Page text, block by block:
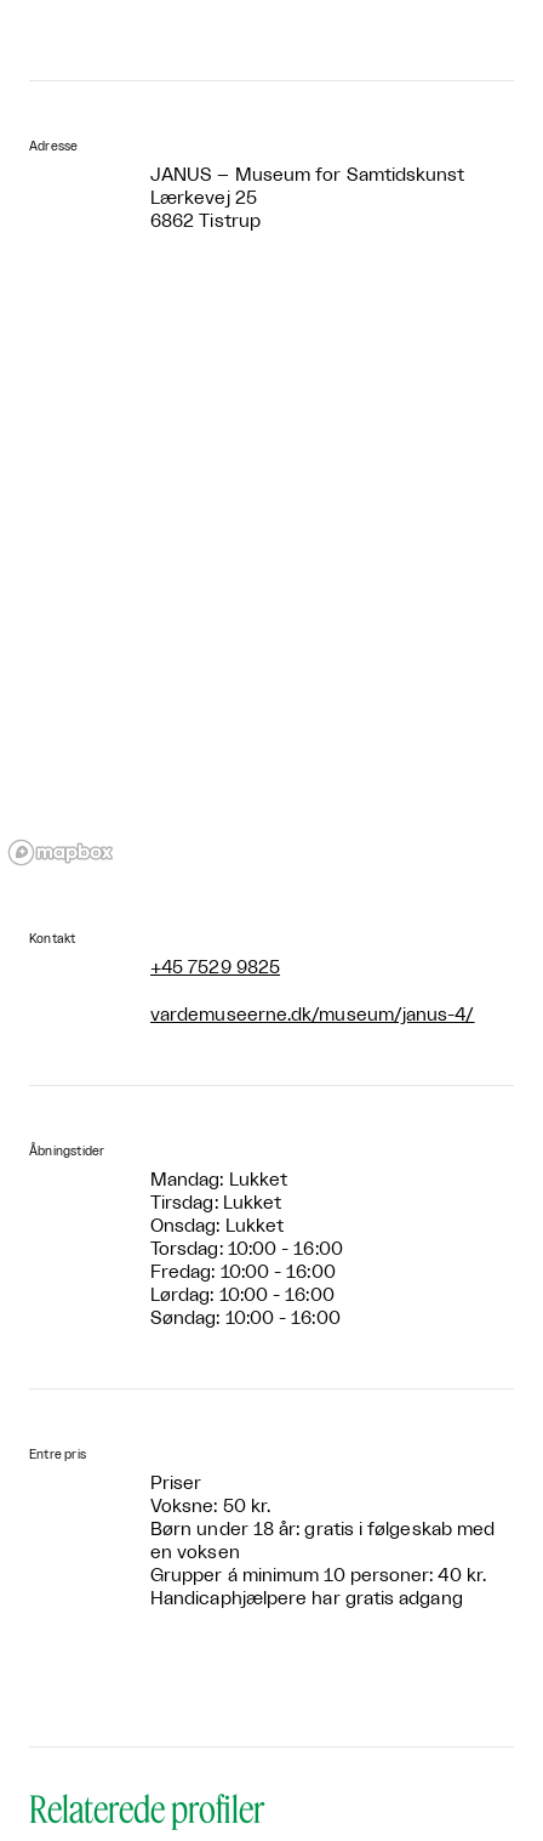
Adresse
JANUS – Museum for Samtidskunst
Lærkevej 25
6862 Tistrup
Kontakt
+45 7529 9825
vardemuseerne.dk/museum/janus-4/
Åbningstider
Mandag: Lukket
Tirsdag: Lukket
Onsdag: Lukket
Torsdag: 10:00 - 16:00
Fredag: 10:00 - 16:00
Lørdag: 10:00 - 16:00
Søndag: 10:00 - 16:00
Entre pris
Priser
Voksne: 50 kr.
Børn under 18 år: gratis i følgeskab med
en voksen
Grupper á minimum 10 personer: 40 kr.
Handicaphjælpere har gratis adgang
Relaterede profiler